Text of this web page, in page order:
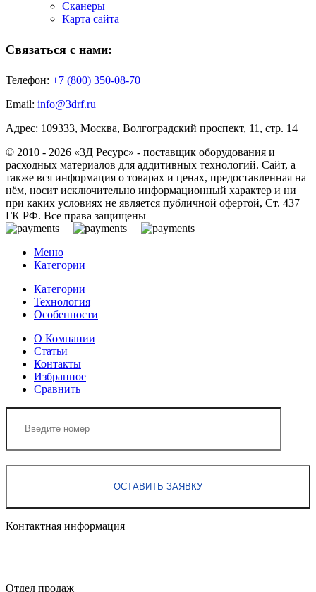
Сканеры
Карта сайта
Связаться с нами:
Телефон: +7 (800) 350-08-70
Email: info@3drf.ru
Адрес: 109333, Москва, Волгоградский проспект, 11, стр. 14
© 2010 - 2026 «3Д Ресурс» - поставщик оборудования и
расходных материалов для аддитивных технологий. Сайт, а
также вся информация о товарах и ценах, предоставленная на
нём, носит исключительно информационный характер и ни
при каких условиях не является публичной офертой, Ст. 437
ГК РФ. Все права защищены
Меню
Категории
Категории
Технология
Особенности
О Компании
Статьи
Контакты
Избранное
Сравнить
Контактная информация
Отдел продаж